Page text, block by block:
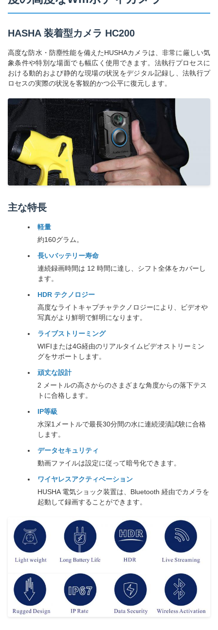
HASHA 装着型カメラ HC200
高度な防水・防塵性能を備えたHUSHAカメラは、非常に厳しい気
象条件や特別な場面でも幅広く使用できます。法執行プロセスに
おける動的および静的な現場の状況をデジタル記録し、法執行プ
ロセスの実際の状況を客観的かつ公平に復元します。
主な特長
軽量
約160グラム。
長いバッテリー寿命
連続録画時間は 12 時間に達し、シフト全体をカバーし
ます。
HDR テクノロジー
高度なライトキャプチャテクノロジーにより、ビデオや
写真がより鮮明で鮮明になります。
ライブストリーミング
WIFIまたは4G経由のリアルタイムビデオストリーミン
グをサポートします。
頑丈な設計
2 メートルの高さからのさまざまな角度からの落下テス
トに合格します。
IP等級
水深1メートルで最長30分間の水に連続浸漬試験に合格
します。
データセキュリティ
動画ファイルは設定に従って暗号化できます。
ワイヤレスアクティベーション
HUSHA 電気ショック装置は、Bluetooth 経由でカメラを
起動して録画することができます。